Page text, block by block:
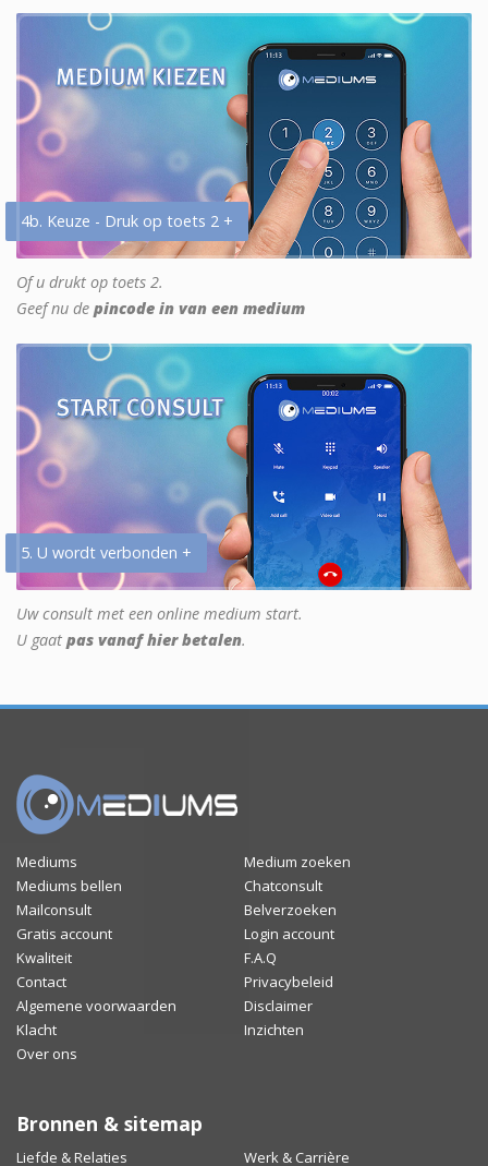
4b. Keuze - Druk op toets 2 +
Of u drukt op toets 2.
Geef nu de pincode in van een medium
5. U wordt verbonden +
Uw consult met een online medium start.
U gaat pas vanaf hier betalen.
Mediums
Medium zoeken
Mediums bellen
Chatconsult
Mailconsult
Belverzoeken
Gratis account
Login account
Kwaliteit
F.A.Q
Contact
Privacybeleid
Algemene voorwaarden
Disclaimer
Klacht
Inzichten
Over ons
Bronnen & sitemap
Liefde & Relaties Werk & Carrière